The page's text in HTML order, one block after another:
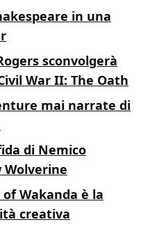
in una
sconvolgerà
War II: The Oath
mai narrate di
di Nemico
Wolverine
Wakanda è la
creativa